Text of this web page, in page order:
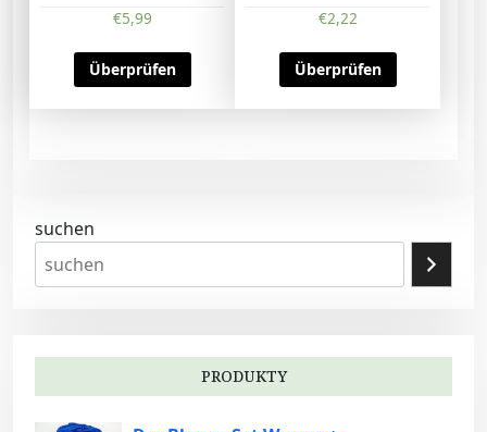
€5,99
Überprüfen
€2,22
Überprüfen
suchen
PRODUKTY